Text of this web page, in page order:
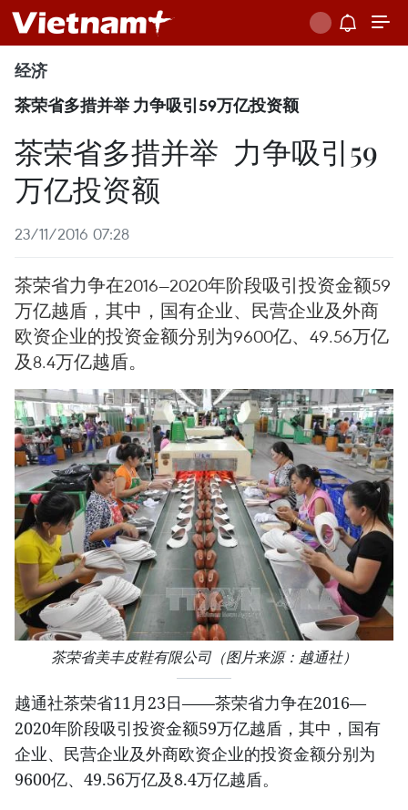
经济
茶荣省多措并举 力争吸引59万亿投资额
茶荣省多措并举 力争吸引59
万亿投资额
23/11/2016 07:28
茶荣省力争在2016—2020年阶段吸引投资金额59
万亿越盾，其中，国有企业、民营企业及外商
欧资企业的投资金额分别为9600亿、49.56万亿
及8.4万亿越盾。
茶荣省美丰皮鞋有限公司（图片来源：越通社）
越通社茶荣省11月23日——茶荣省力争在2016—
2020年阶段吸引投资金额59万亿越盾，其中，国有
企业、民营企业及外商欧资企业的投资金额分别为
9600亿、49.56万亿及8.4万亿越盾。